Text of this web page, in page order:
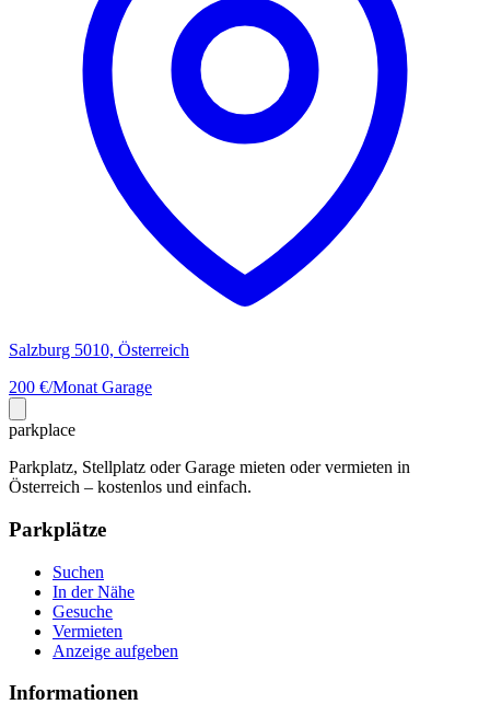
Salzburg 5010, Österreich
200 €/Monat Garage
parkplace
Parkplatz, Stellplatz oder Garage mieten oder vermieten in
Österreich – kostenlos und einfach.
Parkplätze
Suchen
In der Nähe
Gesuche
Vermieten
Anzeige aufgeben
Informationen